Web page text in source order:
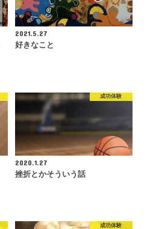
2021.5.27
好きなこと
成功体験
2020.1.27
挫折とかそういう話
成功体験